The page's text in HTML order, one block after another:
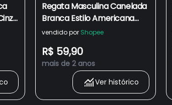
Regata Masculina Canelada
Branca Estilo Americana
Preta Cinza Mescla de
Rapper Unissex Alta
Qualidade Envio Imediato
vendido por Shopee
R$ 59,90
mais de 2 anos
Ver histórico